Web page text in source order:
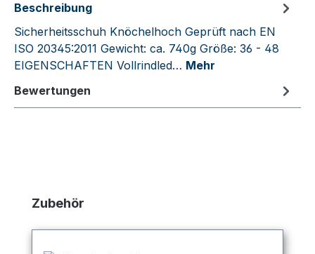
Beschreibung
Sicherheitsschuh Knöchelhoch Geprüft nach EN
ISO 20345:2011 Gewicht: ca. 740g Größe: 36 - 48
EIGENSCHAFTEN Vollrindled… Mehr
Bewertungen
Produktgalerie überspringen
Zubehör